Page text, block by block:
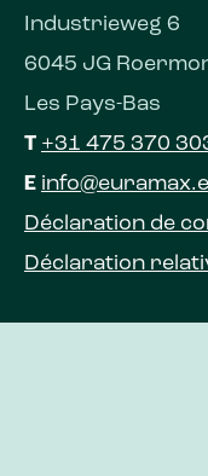
Industrieweg 6
6045 JG
Les Pays-Bas
T +31 475 370
E
Déclaration de
Déclaration